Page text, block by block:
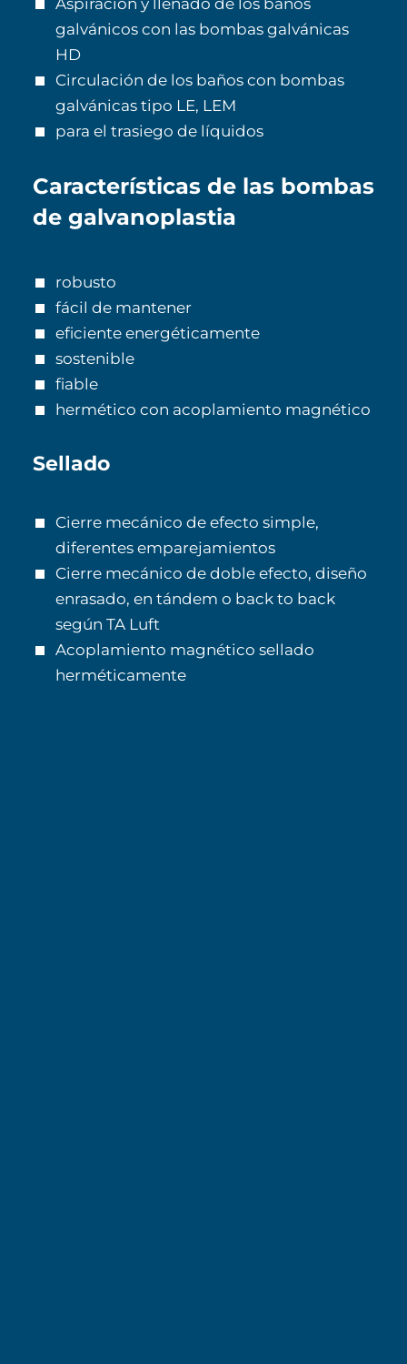
Aspiración y llenado de los baños
galvánicos con las bombas galvánicas
HD
Circulación de los baños con bombas
galvánicas tipo LE, LEM
para el trasiego de líquidos
Características de las bombas
de galvanoplastia
robusto
fácil de mantener
eficiente energéticamente
sostenible
fiable
hermético con acoplamiento magnético
Sellado
Cierre mecánico de efecto simple,
diferentes emparejamientos
Cierre mecánico de doble efecto, diseño
enrasado, en tándem o back to back
según TA Luft
Acoplamiento magnético sellado
herméticamente